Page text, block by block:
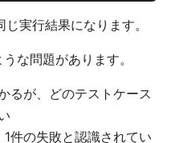
実行結果になります。
な問題があります。
るが、どのテストケース
件の失敗と認識されてい